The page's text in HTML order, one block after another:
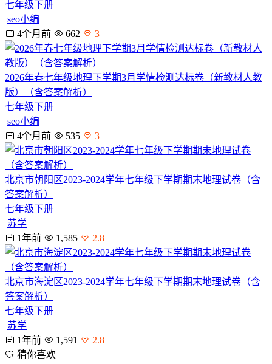
七年级下册
seo小编
4个月前
662 3
2026年春七年级地理下学期3月学情检测达标卷（新教材人教
版）（含答案解析）
七年级下册
seo小编
4个月前
535 3
北京市朝阳区2023-2024学年七年级下学期期末地理试卷（含
答案解析）
七年级下册
苏学
1年前
1,585 2.8
北京市海淀区2023-2024学年七年级下学期期末地理试卷（含
答案解析）
七年级下册
苏学
1年前
1,591
2.8
猜你喜欢